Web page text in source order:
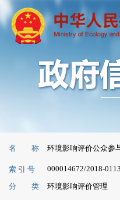
名 称 环境影响评价公众参
索 引 号 000014672/2018-
分 类 环境影响评价管理